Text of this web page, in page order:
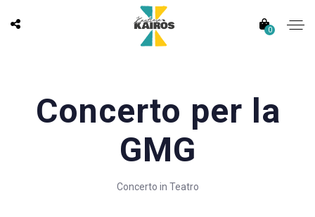
0
Concerto per la
GMG
Concerto in Teatro